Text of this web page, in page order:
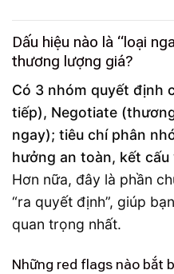
Dấu hiệu nào là “loại
thương lượng giá?
Có 3 nhóm quyết định
tiếp), Negotiate
ngay); tiêu chí phân
hưởng an toàn, kết
Hơn nữa, đây là phần
“ra quyết định”, giúp
quan trọng nhất.
Những red flags nào bắt